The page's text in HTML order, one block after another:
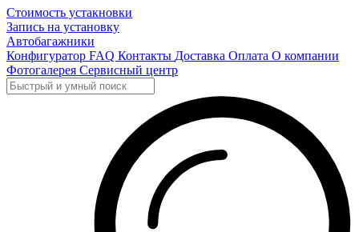
Стоимость устакновки
Запись на установку
Автобагажники
Конфигуратор FAQ Контакты Доставка Оплата О компании
Фотогалерея Сервисный центр